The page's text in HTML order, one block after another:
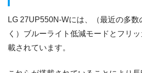
LG 27UP550N-Wには、（最近の多数
く）ブルーライト低減モードとフリ
載されています。